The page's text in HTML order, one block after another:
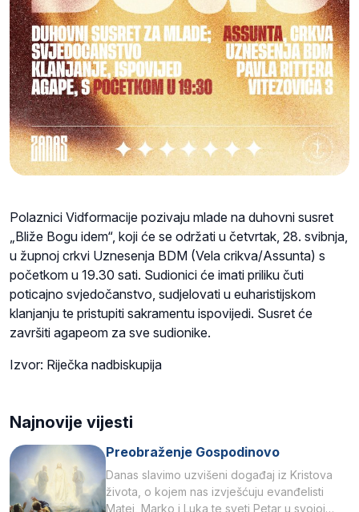
Polaznici Vidformacije pozivaju mlade na duhovni susret
„Bliže Bogu idem“, koji će se održati u četvrtak, 28. svibnja,
u župnoj crkvi Uznesenja BDM (Vela crikva/Assunta) s
početkom u 19.30 sati. Sudionici će imati priliku čuti
poticajno svjedočanstvo, sudjelovati u euharistijskom
klanjanju te pristupiti sakramentu ispovijedi. Susret će
završiti agapeom za sve sudionike.
Izvor: Riječka nadbiskupija
Najnovije vijesti
Preobraženje Gospodinovo
Danas slavimo uzvišeni događaj iz Kristova
života, o kojem nas izvješćuju evanđelisti
Matej, Marko i Luka te sveti Petar u svojoj